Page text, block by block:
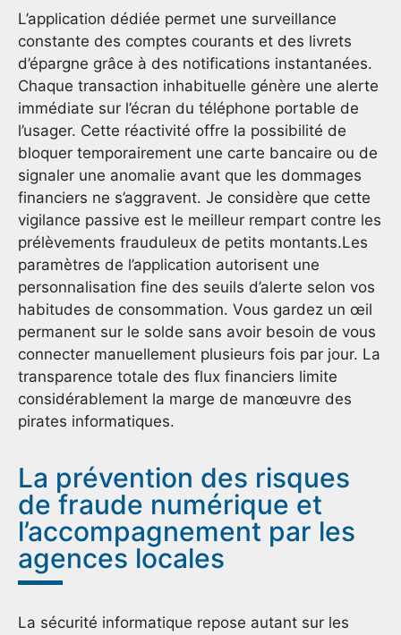
L’application dédiée permet une surveillance
constante des comptes courants et des livrets
d’épargne grâce à des notifications instantanées.
Chaque transaction inhabituelle génère une alerte
immédiate sur l’écran du téléphone portable de
l’usager. Cette réactivité offre la possibilité de
bloquer temporairement une carte bancaire ou de
signaler une anomalie avant que les dommages
financiers ne s’aggravent. Je considère que cette
vigilance passive est le meilleur rempart contre les
prélèvements frauduleux de petits montants.Les
paramètres de l’application autorisent une
personnalisation fine des seuils d’alerte selon vos
habitudes de consommation. Vous gardez un œil
permanent sur le solde sans avoir besoin de vous
connecter manuellement plusieurs fois par jour. La
transparence totale des flux financiers limite
considérablement la marge de manœuvre des
pirates informatiques.
La prévention des risques
de fraude numérique et
l’accompagnement par les
agences locales
La sécurité informatique repose autant sur les